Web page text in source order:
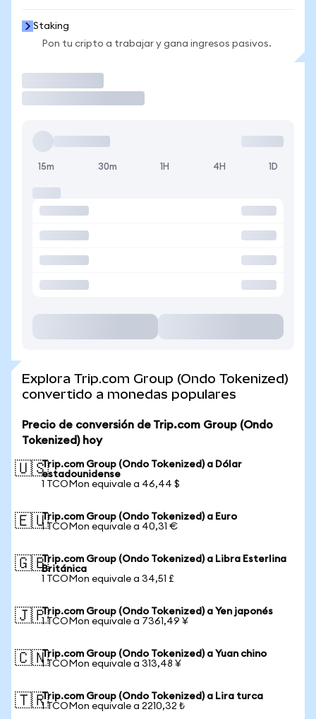
Staking
Pon tu cripto a trabajar y gana ingresos pasivos.
15m 30m 1H 4H 1D
Explora Trip.com Group (Ondo Tokenized)
convertido a monedas populares
Precio de conversión de Trip.com Group (Ondo
Tokenized) hoy
🇺🇸Trip.com Group (Ondo Tokenized) a Dólar
estadounidense
1 TCOMon equivale a 46,44 $
🇪🇺Trip.com Group (Ondo Tokenized) a Euro
1 TCOMon equivale a 40,31 €
🇬🇧Trip.com Group (Ondo Tokenized) a Libra Esterlina
Británica
1 TCOMon equivale a 34,51 £
🇯🇵Trip.com Group (Ondo Tokenized) a Yen japonés
1 TCOMon equivale a 7361,49 ¥
🇨🇳Trip.com Group (Ondo Tokenized) a Yuan chino
1 TCOMon equivale a 313,48 ¥
🇹🇷Trip.com Group (Ondo Tokenized) a Lira turca
1 TCOMon equivale a 2210,32 ₺